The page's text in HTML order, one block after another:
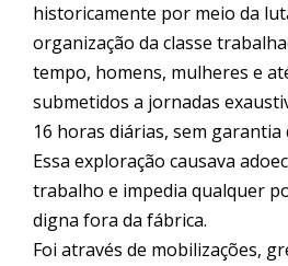
historicamente por meio da
organização da classe
tempo, homens, mulheres e
submetidos a jornadas
16 horas diárias, sem
Essa exploração causava
trabalho e impedia qualquer
digna fora da fábrica.
Foi através de mobilizações,